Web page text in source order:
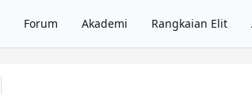
Forum Akademi Rangkaian Elit